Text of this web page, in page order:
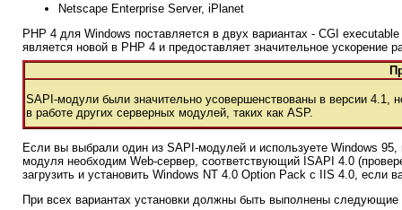
Netscape Enterprise Server, iPlanet
PHP 4 для Windows поставляется в двух вариантах - CGI
является новой в PHP 4 и предоставляет значительное ускорение
SAPI-модули были значительно усовершенствованы в версии 4.1,
в работе других серверных модулей, таких как ASP.
Если вы выбрали один из SAPI-модулей и используете Windows 95,
модуля необходим Web-сервер, соответствующий ISAPI 4.0
загрузить и установить Windows NT 4.0 Option Pack с IIS 4.0, если
При всех вариантах установки должны быть выполнены